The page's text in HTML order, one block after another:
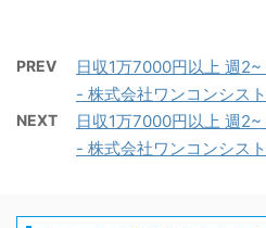
PREV
日収1万7000円以上 週
- 株式会社ワンコンシス
NEXT
日収1万7000円以上 週
- 株式会社ワンコンシス